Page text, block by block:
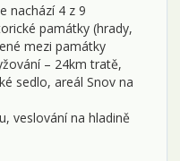
nachází 4 z 9
památky (hrady,
mezi památky
– 24km tratě,
sedlo, areál Snov na
veslování na hladině